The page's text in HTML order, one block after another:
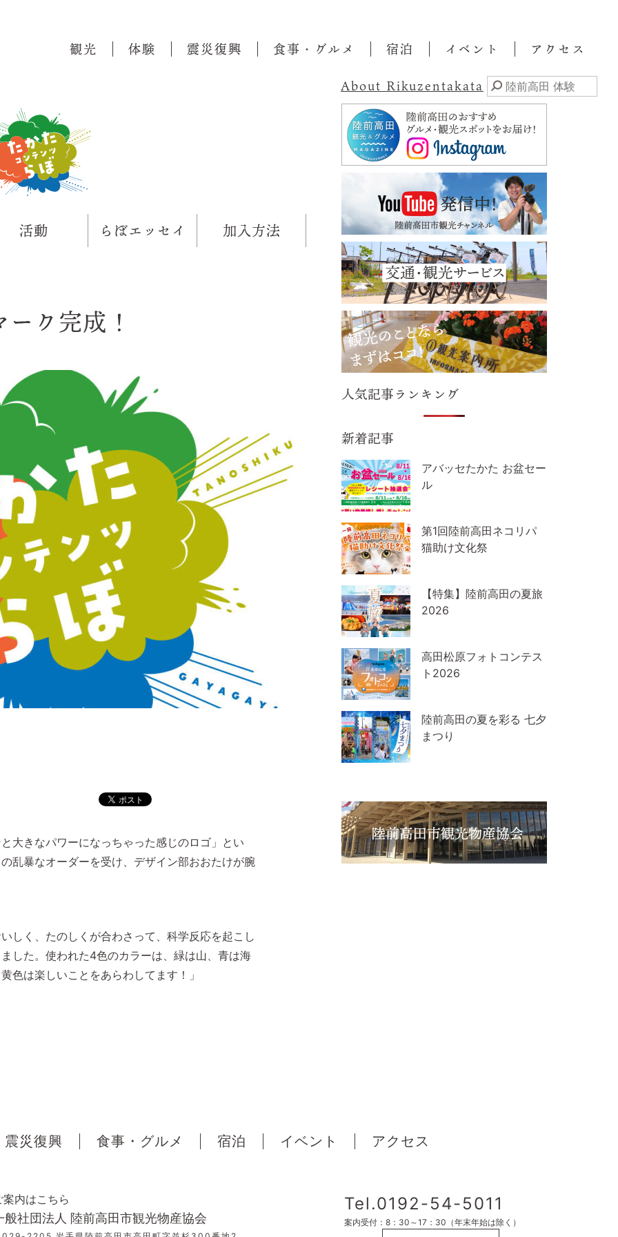
観光 体験 震災復興 食事・グルメ 宿泊 イベント アクセス
About Rikuzentakata
活動 らぼエッセイ 加入方法
ク完成！
大きなパワーになっちゃった感じのロゴ」とい
乱暴なオーダーを受け、デザイン部おおたけが腕
しく、たのしくが合わさって、科学反応を起こし
した。使われた4色のカラーは、緑は山、青は海
色は楽しいことをあらわしてます！」
人気記事ランキング
新着記事
アバッセたかた お盆セー
ル
第1回陸前高田ネコリパ
猫助け文化祭
【特集】陸前高田の夏旅
2026
高田松原フォトコンテス
ト2026
陸前高田の夏を彩る 七夕
まつり
震災復興 食事・グルメ 宿泊 イベント アクセス
案内はこちら
般社団法人 陸前高田市観光物産協会
Tel.0192-54-5011
案内受付：8：30～17：30（年末年始は除く）